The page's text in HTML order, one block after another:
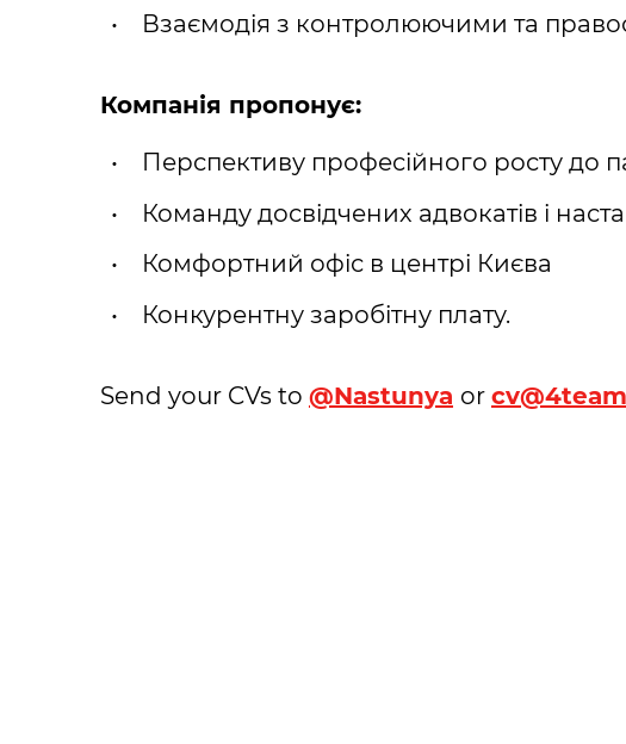
Взаємодія з контролюючими та
Компанія пропонує:
Перспективу професійного росту до
Команду досвідчених адвокатів і
Комфортний офіс в центрі Києва
Конкурентну заробітну плату.
Send your CVs to @Nastunya or